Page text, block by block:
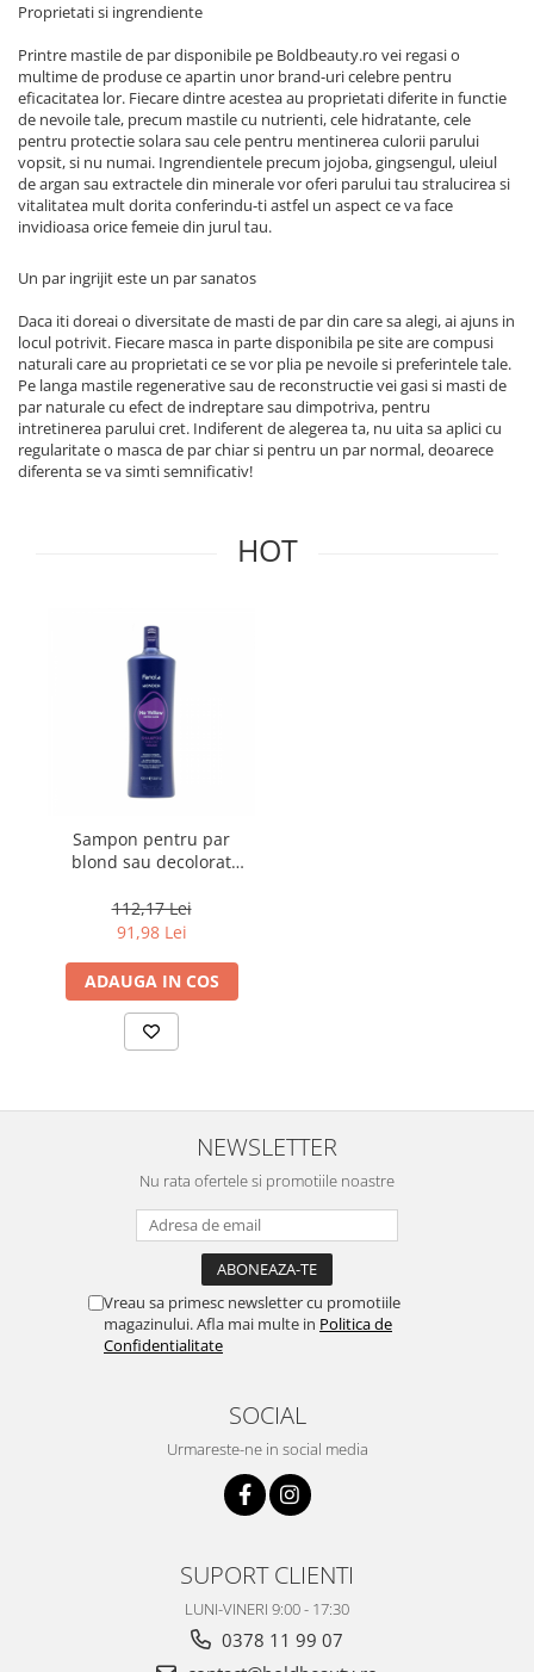
Proprietati si ingrendiente
Printre mastile de par disponibile pe Boldbeauty.ro vei regasi o
multime de produse ce apartin unor brand-uri celebre pentru
eficacitatea lor. Fiecare dintre acestea au proprietati diferite in functie
de nevoile tale, precum mastile cu nutrienti, cele hidratante, cele
pentru protectie solara sau cele pentru mentinerea culorii parului
vopsit, si nu numai. Ingrendientele precum jojoba, gingsengul, uleiul
de argan sau extractele din minerale vor oferi parului tau stralucirea si
vitalitatea mult dorita conferindu-ti astfel un aspect ce va face
invidioasa orice femeie din jurul tau.
Un par ingrijit este un par sanatos
Daca iti doreai o diversitate de masti de par din care sa alegi, ai ajuns in
locul potrivit. Fiecare masca in parte disponibila pe site are compusi
naturali care au proprietati ce se vor plia pe nevoile si preferintele tale.
Pe langa mastile regenerative sau de reconstructie vei gasi si masti de
par naturale cu efect de indreptare sau dimpotriva, pentru
intretinerea parului cret. Indiferent de alegerea ta, nu uita sa aplici cu
regularitate o masca de par chiar si pentru un par normal, deoarece
diferenta se va simti semnificativ!
HOT
Sampon pentru par
blond sau decolorat
Yellow, 1000 ml
112,17 Lei
91,98 Lei
ADAUGA IN COS
NEWSLETTER
Nu rata ofertele si promotiile noastre
Vreau sa primesc newsletter cu promotiile
magazinului. Afla mai multe in Politica de
Confidentialitate
SOCIAL
Urmareste-ne in social media
SUPORT CLIENTI
LUNI-VINERI 9:00 - 17:30
0378 11 99 07